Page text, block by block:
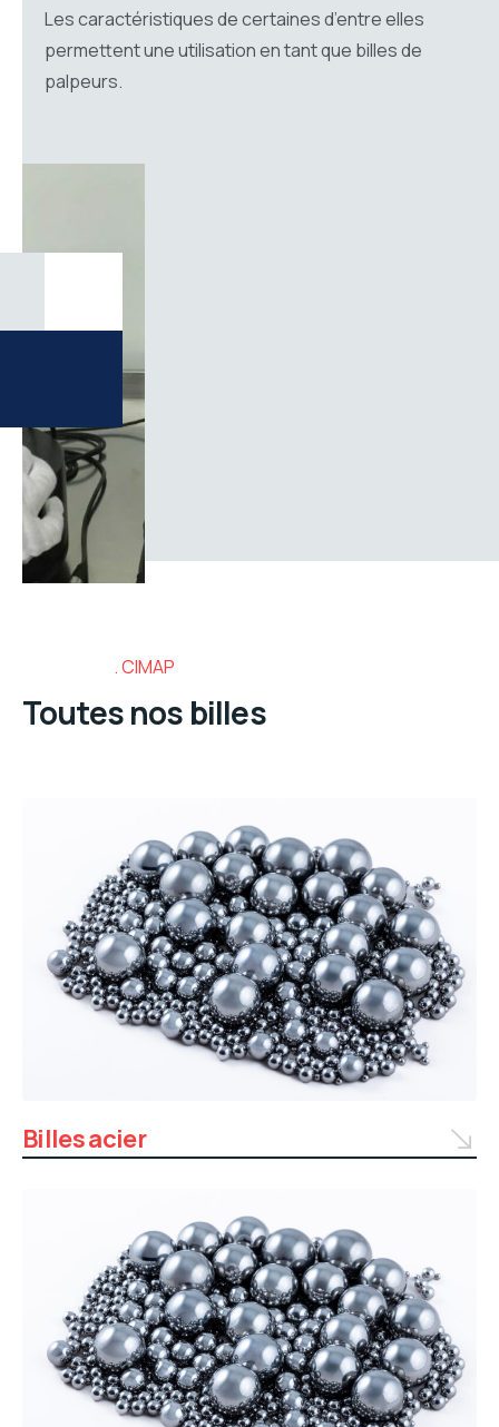
Les caractéristiques de certaines d’entre elles
permettent une utilisation en tant que billes de
palpeurs.
CIMAP
Toutes nos billes
Billes acier